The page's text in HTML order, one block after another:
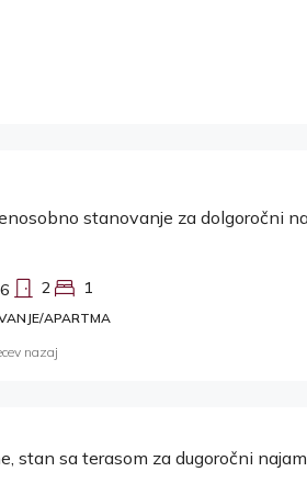
2 1
APARTMA
nazaj
stan sa terasom za dugoročni najam